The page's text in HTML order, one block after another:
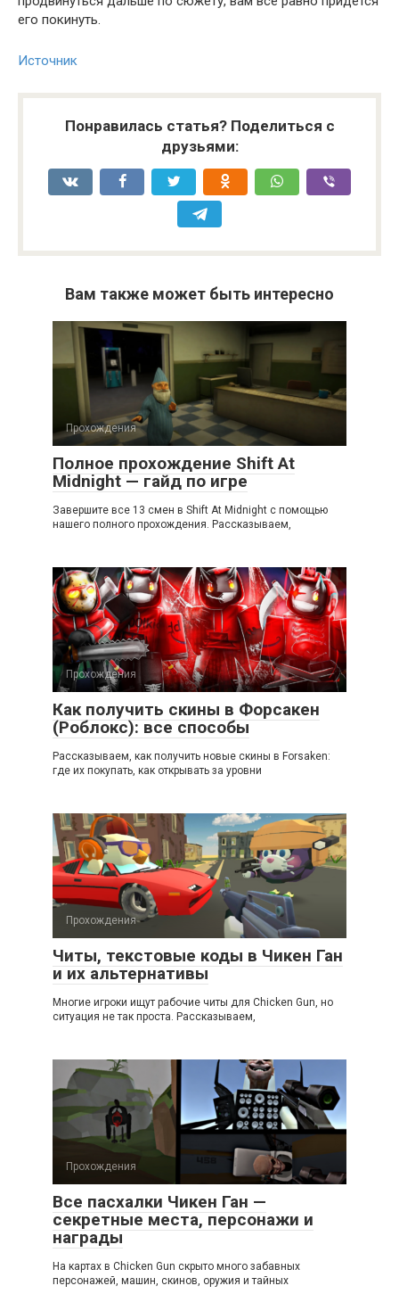
его покинуть.
Источник
Понравилась статья? Поделиться с
друзьями:
Вам также может быть интересно
Прохождения
Полное прохождение Shift At
Midnight — гайд по игре
Завершите все 13 смен в Shift At Midnight с помощью
нашего полного прохождения. Рассказываем,
Прохождения
Как получить скины в Форсакен
(Роблокс): все способы
Рассказываем, как получить новые скины в Forsaken:
где их покупать, как открывать за уровни
Прохождения
Читы, текстовые коды в Чикен Ган
и их альтернативы
Многие игроки ищут рабочие читы для Chicken Gun, но
ситуация не так проста. Рассказываем,
Прохождения
Все пасхалки Чикен Ган —
секретные места, персонажи и
награды
На картах в Chicken Gun скрыто много забавных
персонажей, машин, скинов, оружия и тайных